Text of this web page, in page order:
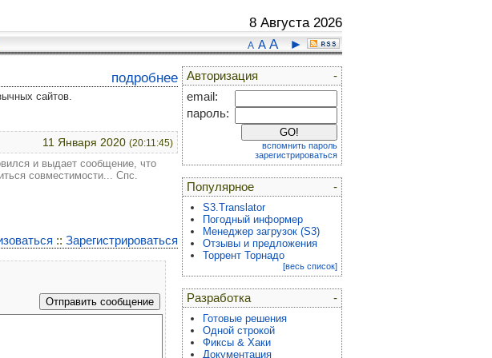
8 Августа 2026
A A A ►
подробнее
сайтов.
11 Января 2020 (20:11:45)
и выдает сообщение, что
совместимости... Спс.
:: Зарегистрироваться
-
Авторизация
email:
пароль:
вспомнить пароль
зарегистрироваться
-
Популярное
S3.Translator
Погодный информер
Менеджер загрузок (S3)
Отзывы и предложения
Торрент Торнадо
[весь список]
-
Разработка
Готовые решения
Одной строкой
Фиксы & Хаки
Документация